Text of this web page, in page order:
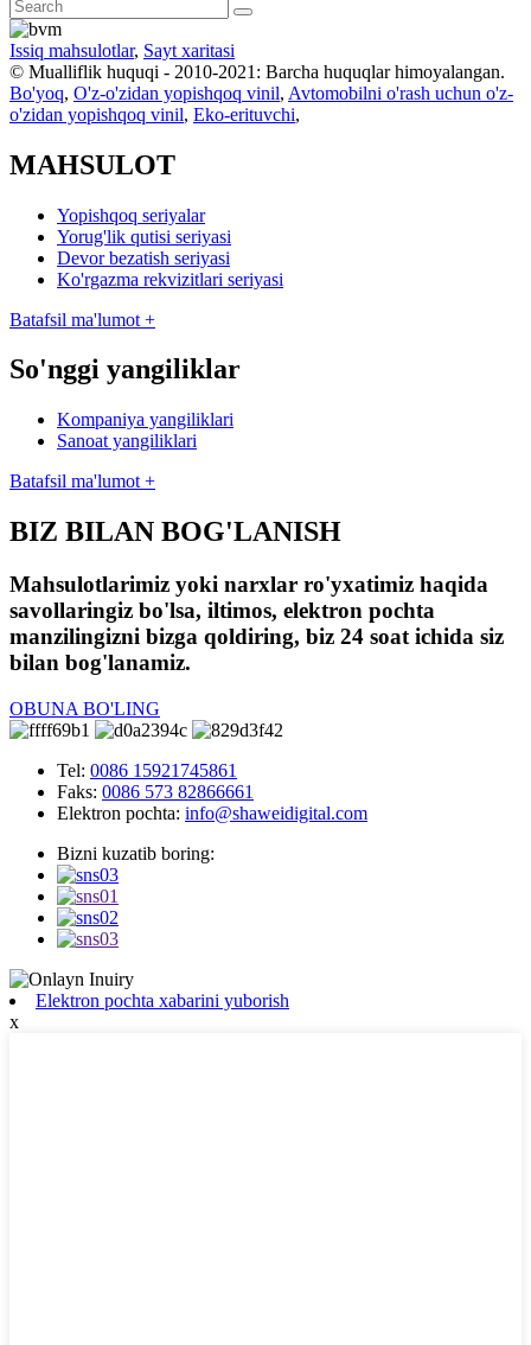
Issiq mahsulotlar, Sayt xaritasi
© Mualliflik huquqi - 2010-2021: Barcha huquqlar himoyalangan.
Bo'yoq, O'z-o'zidan yopishqoq vinil, Avtomobilni o'rash uchun o'z-
o'zidan yopishqoq vinil, Eko-erituvchi,
MAHSULOT
Yopishqoq seriyalar
Yorug'lik qutisi seriyasi
Devor bezatish seriyasi
Ko'rgazma rekvizitlari seriyasi
Batafsil ma'lumot +
So'nggi yangiliklar
Kompaniya yangiliklari
Sanoat yangiliklari
Batafsil ma'lumot +
BIZ BILAN BOG'LANISH
Mahsulotlarimiz yoki narxlar ro'yxatimiz haqida
savollaringiz bo'lsa, iltimos, elektron pochta
manzilingizni bizga qoldiring, biz 24 soat ichida siz
bilan bog'lanamiz.
OBUNA BO'LING
Tel: 0086 15921745861
Faks: 0086 573 82866661
Elektron pochta: info@shaweidigital.com
Bizni kuzatib boring:
Elektron pochta xabarini yuborish
x